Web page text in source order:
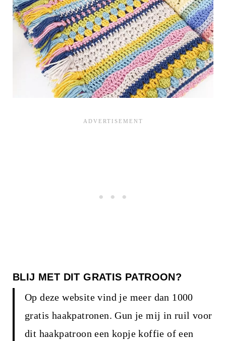
BLIJ MET DIT GRATIS PATROON?
Op deze website vind je meer dan 1000
gratis haakpatronen. Gun je mij in ruil voor
dit haakpatroon een kopje koffie of een